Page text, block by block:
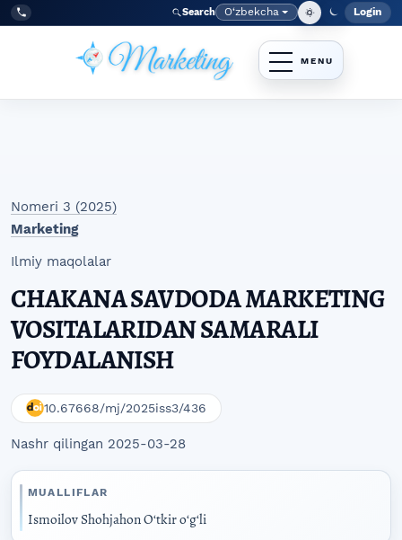
Skip to main navigation menu
Skip to main content
Skip to site footer
Tel:
+998977838464 Search Language
O‘zbekcha Login
Nomeri 3 (2025)
Marketing
Ilmiy maqolalar
CHAKANA SAVDODA MARKETING
VOSITALARIDAN SAMARALI
FOYDALANISH
10.67668/mj/2025iss3/436
Nashr qilingan 2025-03-28
MUALLIFLAR
Ismoilov Shohjahon Oʻtkir oʻgʻli